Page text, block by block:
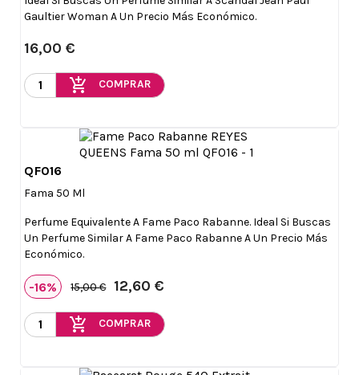
Gaultier Woman A Un Precio Más Económico.
16,00 €
add_shopping_cart COMPRAR
QF016
Fama 50 Ml
Perfume Equivalente A Fame Paco Rabanne. Ideal Si Buscas
Un Perfume Similar A Fame Paco Rabanne A Un Precio Más
Económico.
-16% 15,00 € 12,60 €
add_shopping_cart COMPRAR